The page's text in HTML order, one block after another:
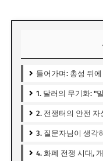
들어가며: 총성 뒤
1. 달러의 무기화: "
2. 전쟁터의 안전
3. 질문자님이 생각
4. 화폐 전쟁 시대,